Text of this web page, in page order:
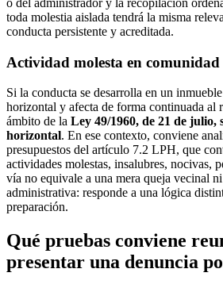
o del administrador y la recopilación
toda molestia aislada tendrá la misma
conducta persistente y acreditada.
Actividad molesta en
Si la conducta se desarrolla en un
horizontal y afecta de forma continuada al
ámbito de la Ley 49/1960, de 21 de julio,
horizontal. En ese contexto, conviene
presupuestos del artículo 7.2 LPH, que
actividades molestas, insalubres, nocivas,
vía no equivale a una mera queja vecinal
administrativa: responde a una lógica
preparación.
Qué pruebas conviene
presentar una denuncia